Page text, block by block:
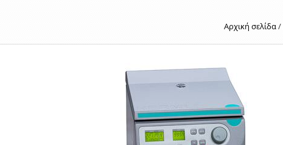
Αρχική σελίδα/